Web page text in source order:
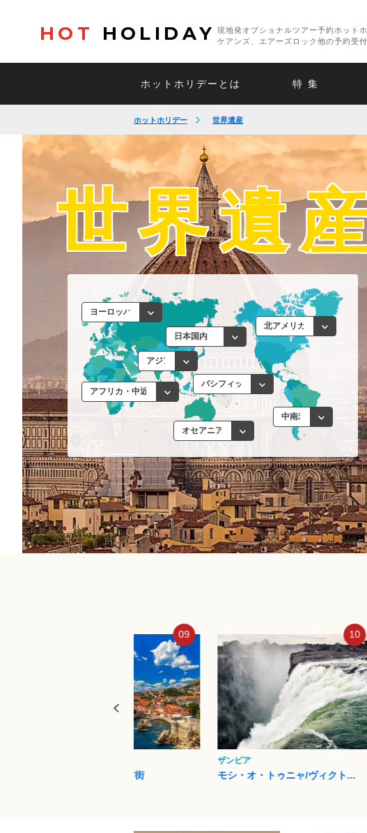
HOT HOLIDAY
現地発オプショナルツアー予約ホット
ケアンズ、エアーズロック他の予約受付
ホットホリデーとは 特 集
ホットホリデー 世界遺産
世界遺
10
モシ・オ・トゥニャ/ヴィクト...
01
ウルル（エアーズロック）
ウルル-カタ・ジュタ国立公園